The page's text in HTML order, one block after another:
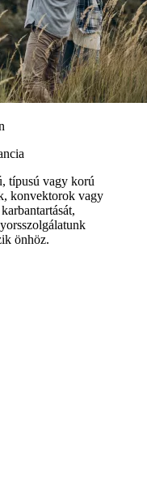
típusú vagy korú
konvektorok vagy
önhöz.